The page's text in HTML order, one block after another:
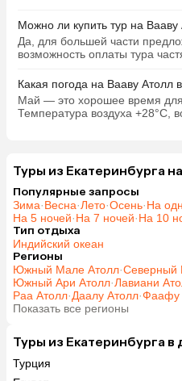
чего ожидать, то это место
находка. Мы влюбились в
Мальдивы, и теперь хочется
Можно ли купить тур на Вааву
Да, для большей части
возможность оплаты тура
Какая погода на Вааву Атолл
Май — это хорошее время
Температура воздуха +28°C,
Туры из Екатеринбурга
Популярные запросы
Зима·Весна·Лето·Осень·На
На 5 ночей·На 7 ночей·На 10
Тип отдыха
Индийский океан
Регионы
Южный Мале Атолл·Северный
Южный Ари Атолл·Лавиани
Раа Атолл·Даалу Атолл·Фаафу
Показать все регионы
Туры из Екатеринбурга в
Турция